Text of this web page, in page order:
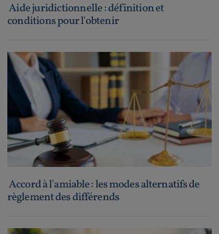
Aide juridictionnelle : définition et
conditions pour l'obtenir
Accord à l'amiable : les modes alternatifs de
règlement des différends